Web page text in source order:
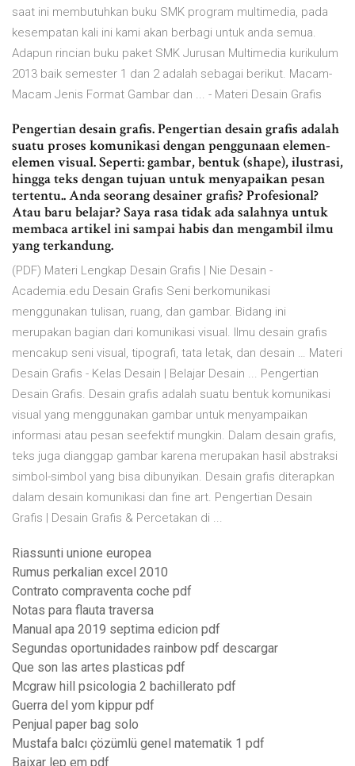
saat ini membutuhkan buku SMK program multimedia, pada
kesempatan kali ini kami akan berbagi untuk anda semua.
Adapun rincian buku paket SMK Jurusan Multimedia kurikulum
2013 baik semester 1 dan 2 adalah sebagai berikut. Macam-
Macam Jenis Format Gambar dan ... - Materi Desain Grafis
Pengertian desain grafis. Pengertian desain grafis adalah
suatu proses komunikasi dengan penggunaan elemen-
elemen visual. Seperti: gambar, bentuk (shape), ilustrasi,
hingga teks dengan tujuan untuk menyapaikan pesan
tertentu.. Anda seorang desainer grafis? Profesional?
Atau baru belajar? Saya rasa tidak ada salahnya untuk
membaca artikel ini sampai habis dan mengambil ilmu
yang terkandung.
(PDF) Materi Lengkap Desain Grafis | Nie Desain -
Academia.edu Desain Grafis Seni berkomunikasi
menggunakan tulisan, ruang, dan gambar. Bidang ini
merupakan bagian dari komunikasi visual. Ilmu desain grafis
mencakup seni visual, tipografi, tata letak, dan desain … Materi
Desain Grafis - Kelas Desain | Belajar Desain ... Pengertian
Desain Grafis. Desain grafis adalah suatu bentuk komunikasi
visual yang menggunakan gambar untuk menyampaikan
informasi atau pesan seefektif mungkin. Dalam desain grafis,
teks juga dianggap gambar karena merupakan hasil abstraksi
simbol-simbol yang bisa dibunyikan. Desain grafis diterapkan
dalam desain komunikasi dan fine art. Pengertian Desain
Grafis | Desain Grafis & Percetakan di ...
Riassunti unione europea
Rumus perkalian excel 2010
Contrato compraventa coche pdf
Notas para flauta traversa
Manual apa 2019 septima edicion pdf
Segundas oportunidades rainbow pdf descargar
Que son las artes plasticas pdf
Mcgraw hill psicologia 2 bachillerato pdf
Guerra del yom kippur pdf
Penjual paper bag solo
Mustafa balcı çözümlü genel matematik 1 pdf
Baixar lep em pdf